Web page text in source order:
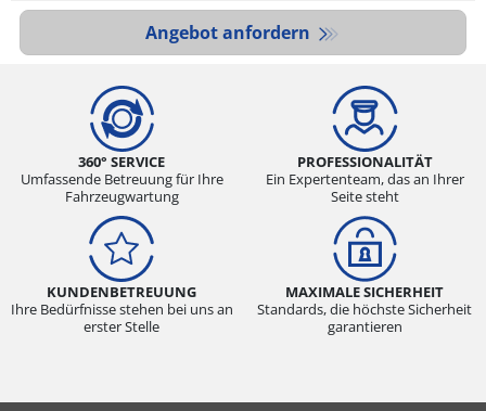
Angebot anfordern
360° SERVICE
Umfassende Betreuung für Ihre
Fahrzeugwartung
PROFESSIONALITÄT
Ein Expertenteam, das an Ihrer
Seite steht
KUNDENBETREUUNG
Ihre Bedürfnisse stehen bei uns an
erster Stelle
MAXIMALE SICHERHEIT
Standards, die höchste Sicherheit
garantieren